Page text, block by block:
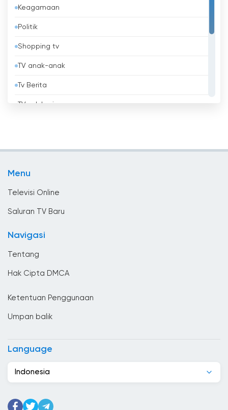
Bahrain
Bangladesh
Barbados
Belanda
Belarus
Ceko
Ekuador
Keagamaan
Politik
Shopping tv
TV anak-anak
Tv Berita
TV edukasi
Menu
Televisi Online
Saluran TV Baru
Navigasi
Tentang
Hak Cipta DMCA
Ketentuan Penggunaan
Umpan balik
Language
Indonesia